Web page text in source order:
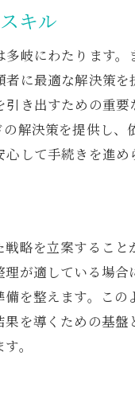
件の見直しとその効果
の提案とその実現可
おける弁護士の説得
応じた法的対応
成功に導く弁護士の
を軽減するための
による安心感の提供
全体の透明性を確保
と共に進める計画の
の心のケアとリフレ
筋を示す弁護士の専
キル
岐にわたります
に最適な解決策
き出すための重
解決策を提供し
して手続きを進め
略を立案するこ
が適している場
を整えます。こ
を導くための基
。